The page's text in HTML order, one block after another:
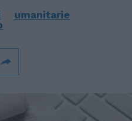
umanitarie